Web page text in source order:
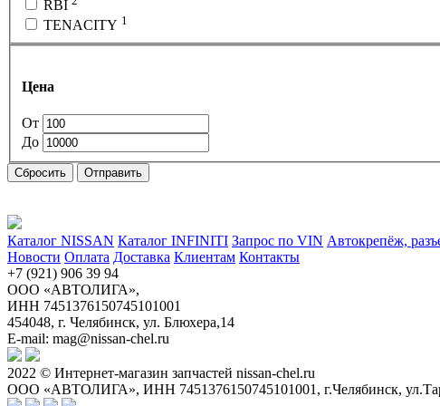
RBI
TENACITY 1
Цена
От
До
Сбросить Отправить
Каталог NISSAN Каталог INFINITI Запрос по VIN Автокрепёж,
Новости Оплата Доставка Клиентам Контакты
+7 (921) 906 39 94
ООО «АВТОЛИГА»,
ИНН 7451376150745101001
454048, г. Челябинск, ул. Блюхера,14
E-mail: mag@nissan-chel.ru
2022 © Интернет-магазин запчастей nissan-chel.ru
ООО «АВТОЛИГА», ИНН 7451376150745101001, г.Челябинск,